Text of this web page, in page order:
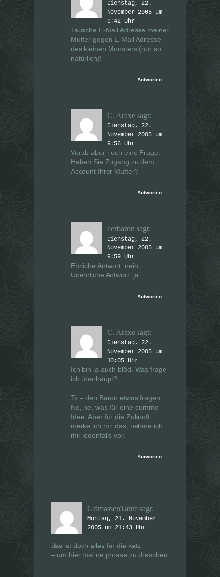
Dienstag, 22.
November 2005 um
9:42 Uhr
Tausche E-Mail Adresse meiner
Mutter gegen E-Mail Adresse
des kleinen Monsters (nur so
natürlich)!
Antworten
C. Araxe sagt:
Dienstag, 22.
November 2005 um
9:56 Uhr
Vorab aber noch eine Frage.
Haben Sie Zugang zu dem
Account Ihrer Mutter?
Antworten
derbaron sagt:
Dienstag, 22.
November 2005 um
9:59 Uhr
Ehrliche Antwort: nein
Unehrliche Antwort: ja
Antworten
C. Araxe sagt:
Dienstag, 22.
November 2005 um
10:05 Uhr
Ich bin ja auch blöd. Was frage
ich überhaupt?
Ts – den Baron etwas fragen.
Ne, ne, was für eine dumme
Idee. Aber für die Zukunft
merke ich mir das, nehme ich
mir jedenfalls vor.
Antworten
GrimassenTante sagt:
Montag, 21. November
2005 um 21:43 Uhr
das ist doch alles für die katz
– um hier mal ne phrase zu dreschen
–